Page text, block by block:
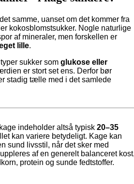
samme, uanset om det kommer fra
kokosblomstsukker. Nogle naturlige
af mineraler, men forskellen er
lille.
sukker som glukose eller
er stort set ens. Derfor bør
stadig tælle med i det samlede
indeholder altså typisk 20–35
kan variere betydeligt. Kage kan
sund livsstil, når det sker med
af en generelt balanceret
protein og sunde fedtstoffer.